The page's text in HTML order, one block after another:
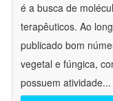
é a busca de
terapêuticos. Ao
publicado bom
vegetal e fúngica,
possuem atividade...